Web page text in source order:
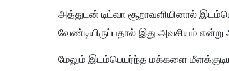
அத்துடன் டிட்வா சூறாவளியினால்
வேண்டியிருப்பதால் இது அவசியம்
மேலும் இடம்பெயர்ந்த மக்களை